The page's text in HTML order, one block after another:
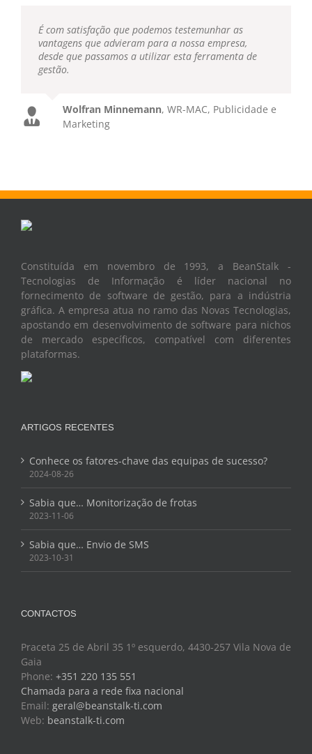
É com satisfação que podemos testemunhar as
vantagens que advieram para a nossa empresa,
desde que passamos a utilizar esta ferramenta de
gestão.
Wolfran Minnemann, WR-MAC, Publicidade e
Marketing
Constituída em novembro de 1993, a BeanStalk -
Tecnologias de Informação é líder nacional no
fornecimento de software de gestão, para a indústria
gráfica. A empresa atua no ramo das Novas Tecnologias,
apostando em desenvolvimento de software para nichos
de mercado específicos, compatível com diferentes
plataformas.
ARTIGOS RECENTES
Conhece os fatores-chave das equipas de sucesso?
2024-08-26
Sabia que… Monitorização de frotas
2023-11-06
Sabia que… Envio de SMS
2023-10-31
CONTACTOS
Praceta 25 de Abril 35 1º esquerdo, 4430-257 Vila Nova de
Gaia
Phone: +351 220 135 551
Chamada para a rede fixa nacional
Email: geral@beanstalk-ti.com
Web: beanstalk-ti.com